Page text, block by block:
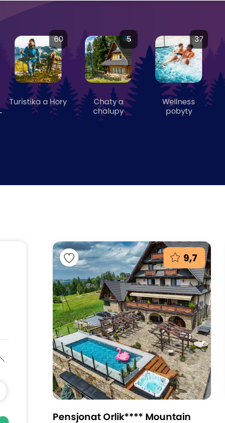
60
Turistika a Hory
5
Chaty a
chalupy
37
Wellness
pobyty
9,7
Pensjonat Orlik**** Mountain